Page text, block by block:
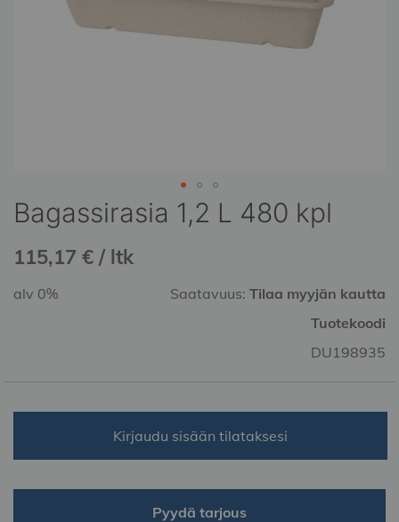
Bagassirasia 1,2 L 480 kpl
115,17 € / ltk
Saatavuus: Tilaa myyjän kautta
Tuotekoodi
DU198935
alv 0%
Kirjaudu sisään tilataksesi
Pyydä tarjous
Skip
to
the
beginning
of